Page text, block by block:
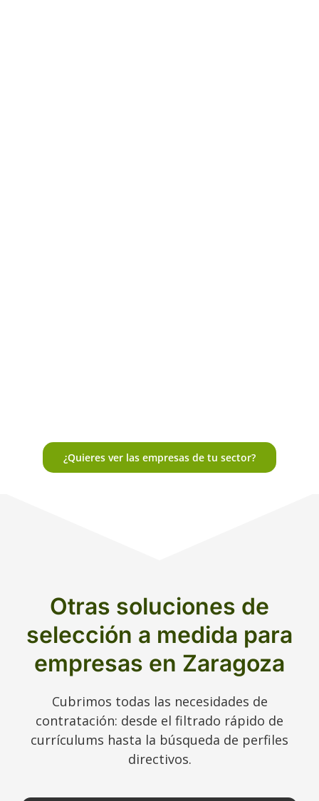
¿Quieres ver las empresas de tu sector?
Otras soluciones de
selección a medida para
empresas en Zaragoza
Cubrimos todas las necesidades de
contratación: desde el filtrado rápido de
currículums hasta la búsqueda de perfiles
directivos.